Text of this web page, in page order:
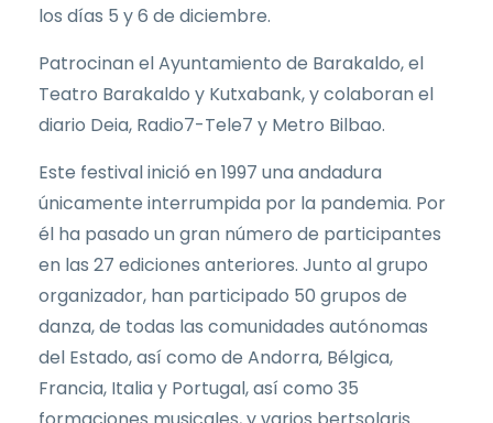
los días 5 y 6 de diciembre.
Patrocinan el Ayuntamiento de Barakaldo, el
Teatro Barakaldo y Kutxabank, y colaboran el
diario Deia, Radio7-Tele7 y Metro Bilbao.
Este festival inició en 1997 una andadura
únicamente interrumpida por la pandemia. Por
él ha pasado un gran número de participantes
en las 27 ediciones anteriores. Junto al grupo
organizador, han participado 50 grupos de
danza, de todas las comunidades autónomas
del Estado, así como de Andorra, Bélgica,
Francia, Italia y Portugal, así como 35